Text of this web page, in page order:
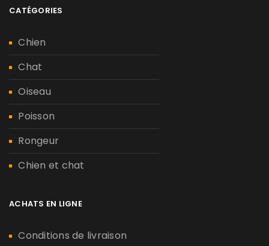
CATÉGORIES
Chien
Chat
Oiseau
Poisson
Rongeur
Chien et chat
ACHATS EN LIGNE
Conditions de livraison